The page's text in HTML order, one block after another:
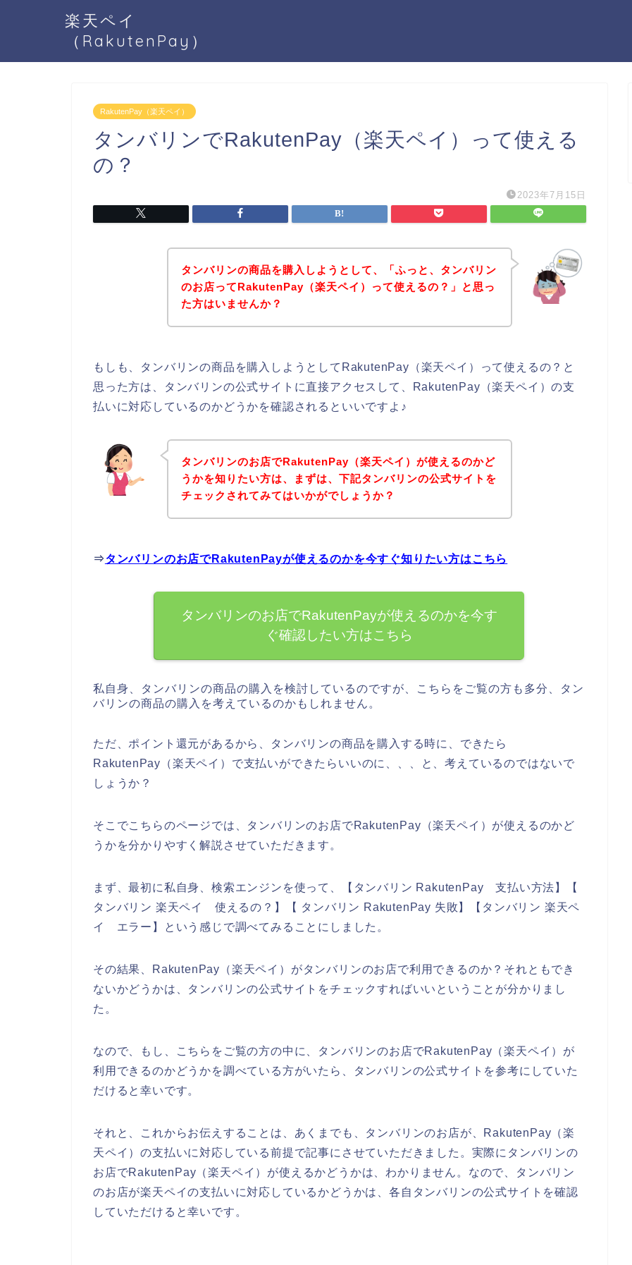
楽天ペイ
（RakutenPay）
RakutenPay（楽天ペイ）
タンバリンでRakutenPay（楽天ペイ）って使える
の？
2023年7月15日
タンバリンの商品を購入しようとして、「ふっと、タンバリン
のお店ってRakutenPay（楽天ペイ）って使えるの？」と思っ
た方はいませんか？
もしも、タンバリンの商品を購入しようとしてRakutenPay（楽天ペイ）って使えるの？と
思った方は、タンバリンの公式サイトに直接アクセスして、RakutenPay（楽天ペイ）の支
払いに対応しているのかどうかを確認されるといいですよ♪
タンバリンのお店でRakutenPay（楽天ペイ）が使えるのかど
うかを知りたい方は、まずは、下記タンバリンの公式サイトを
チェックされてみてはいかがでしょうか？
⇒タンバリンのお店でRakutenPayが使えるのかを今すぐ知りたい方はこちら
タンバリンのお店でRakutenPayが使えるのかを今す
ぐ確認したい方はこちら
私自身、タンバリンの商品の購入を検討しているのですが、こちらをご覧の方も多分、タン
バリンの商品の購入を考えているのかもしれません。
ただ、ポイント還元があるから、タンバリンの商品を購入する時に、できたら
RakutenPay（楽天ペイ）で支払いができたらいいのに、、、と、考えているのではないで
しょうか？
そこでこちらのページでは、タンバリンのお店でRakutenPay（楽天ペイ）が使えるのかど
うかを分かりやすく解説させていただきます。
まず、最初に私自身、検索エンジンを使って、【タンバリン RakutenPay 支払い方法】【
タンバリン 楽天ペイ 使えるの？】【 タンバリン RakutenPay 失敗】【タンバリン 楽天ペ
イ エラー】という感じで調べてみることにしました。
その結果、RakutenPay（楽天ペイ）がタンバリンのお店で利用できるのか？それともでき
ないかどうかは、タンバリンの公式サイトをチェックすればいいということが分かりまし
た。
なので、もし、こちらをご覧の方の中に、タンバリンのお店でRakutenPay（楽天ペイ）が
利用できるのかどうかを調べている方がいたら、タンバリンの公式サイトを参考にしていた
だけると幸いです。
それと、これからお伝えすることは、あくまでも、タンバリンのお店が、RakutenPay（楽
天ペイ）の支払いに対応している前提で記事にさせていただきました。実際にタンバリンの
お店でRakutenPay（楽天ペイ）が使えるかどうかは、わかりません。なので、タンバリン
のお店が楽天ペイの支払いに対応しているかどうかは、各自タンバリンの公式サイトを確認
していただけると幸いです。